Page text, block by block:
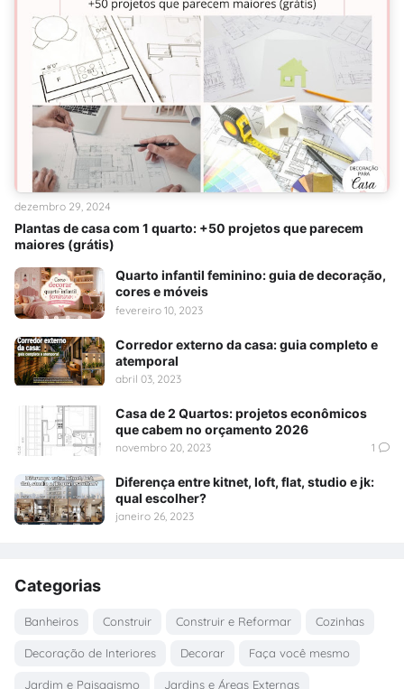
Plantas de casa com 1 quarto: +50 projetos que parecem
maiores (grátis)
dezembro 29, 2024
Quarto infantil feminino: guia de decoração,
cores e móveis
fevereiro 10, 2023
Corredor externo da casa: guia completo e
atemporal
abril 03, 2023
Casa de 2 Quartos: projetos econômicos
que cabem no orçamento 2026
novembro 20, 2023 1
Diferença entre kitnet, loft, flat, studio e jk:
qual escolher?
janeiro 26, 2023
Categorias
Banheiros Construir Construir e Reformar Cozinhas
Decoração de Interiores Decorar Faça você mesmo
Jardim e Paisagismo Jardins e Áreas Externas